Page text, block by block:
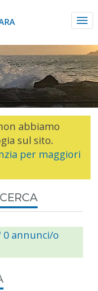
sul sito.
per maggiori
0 annunci/o